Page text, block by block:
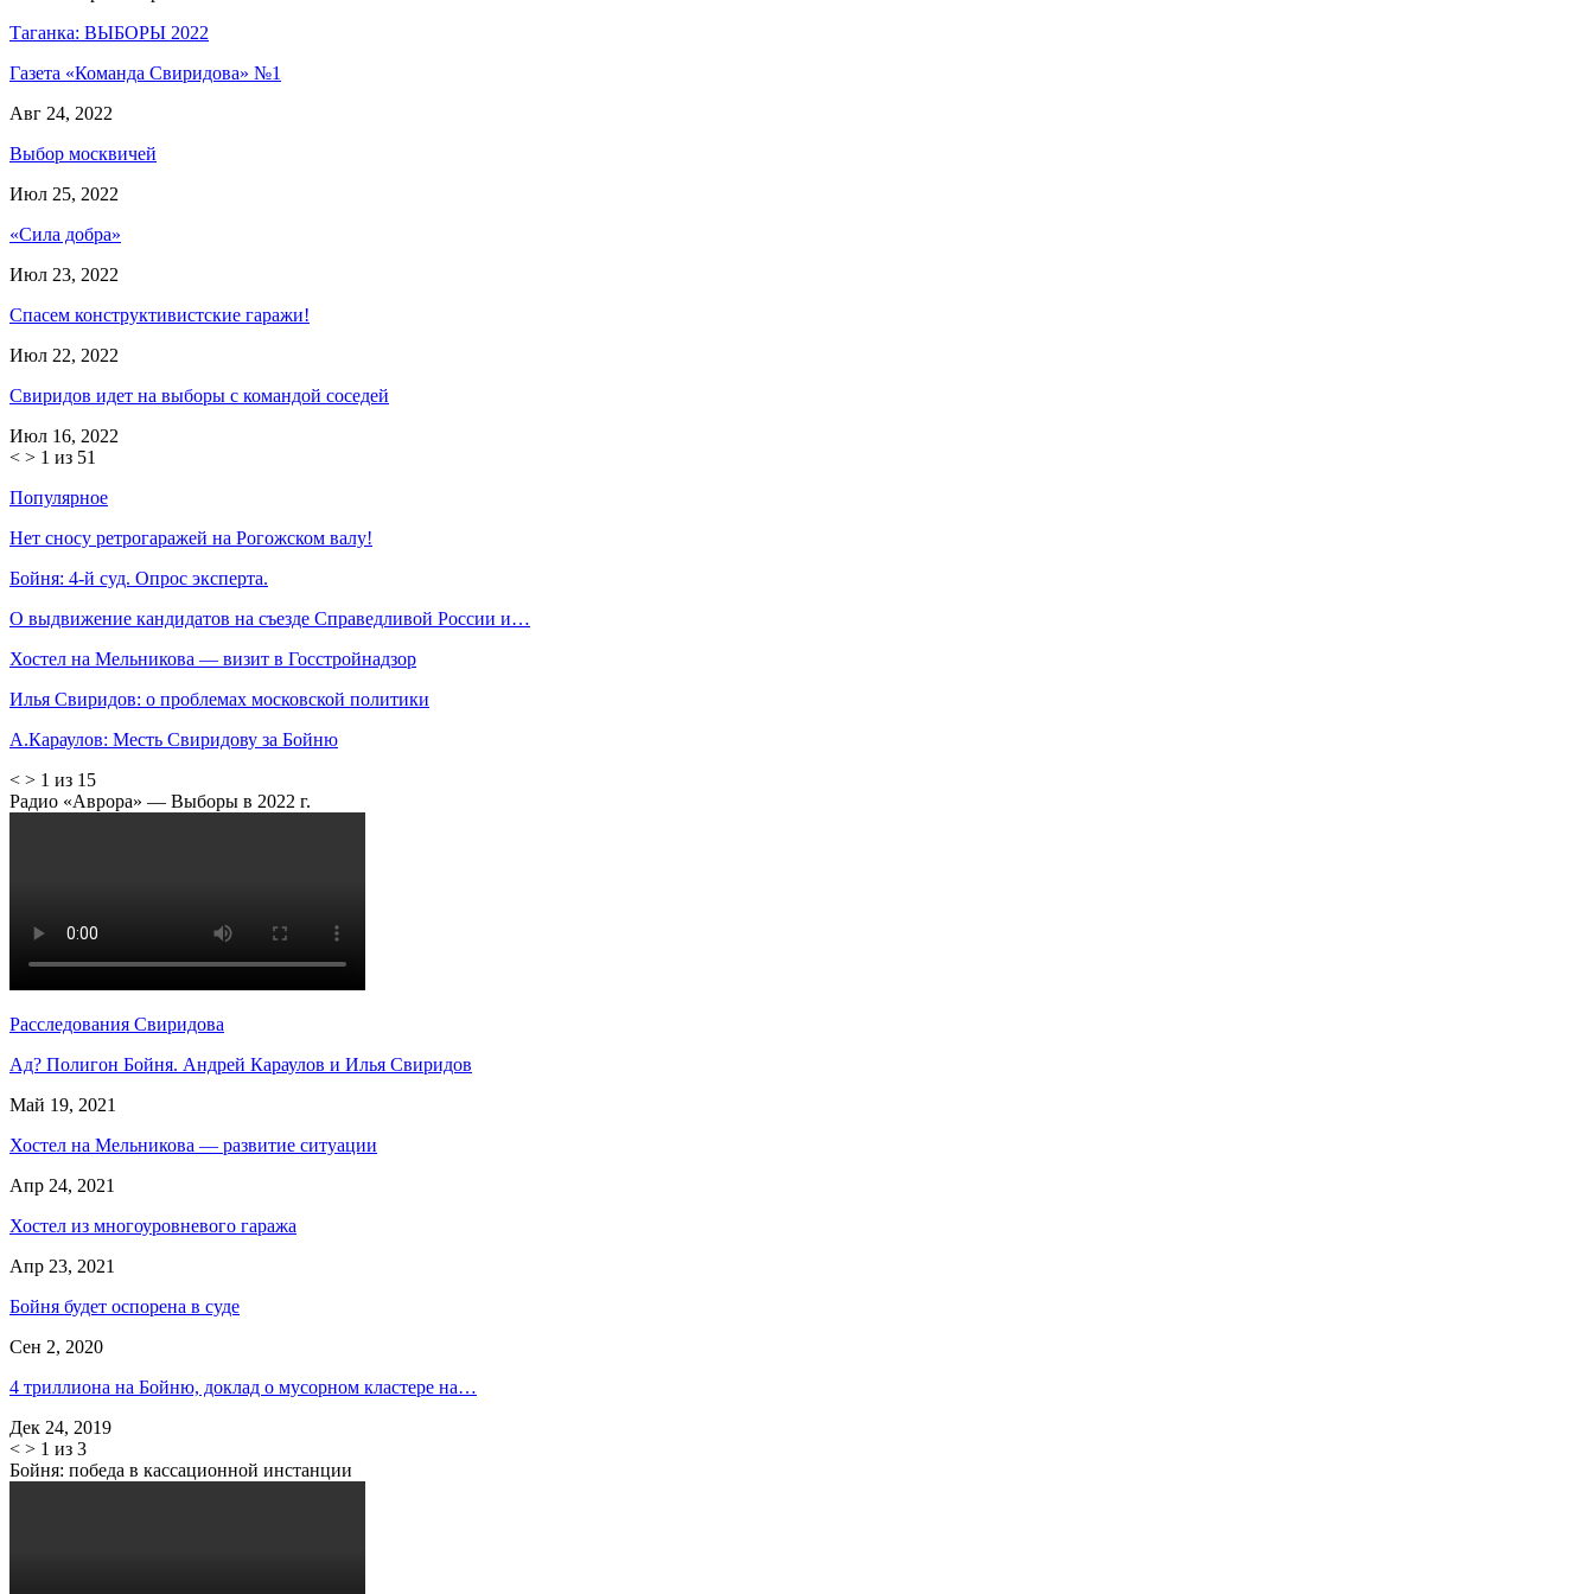
Таганка: ВЫБОРЫ 2022
Газета «Команда Свиридова» №1
Авг 24, 2022
Выбор москвичей
Июл 25, 2022
«Сила добра»
Июл 23, 2022
Спасем конструктивистские гаражи!
Июл 22, 2022
Свиридов идет на выборы с командой соседей
Июл 16, 2022
< > 1 из 51
Популярное
Нет сносу ретрогаражей на Рогожском валу!
Бойня: 4-й суд. Опрос эксперта.
О выдвижение кандидатов на съезде Справедливой России и…
Хостел на Мельникова — визит в Госстройнадзор
Илья Свиридов: о проблемах московской политики
А.Караулов: Месть Свиридову за Бойню
< > 1 из 15
Радио «Аврора» — Выборы в 2022 г.
Расследования Свиридова
Ад? Полигон Бойня. Андрей Караулов и Илья Свиридов
Май 19, 2021
Хостел на Мельникова — развитие ситуации
Апр 24, 2021
Хостел из многоуровневого гаража
Апр 23, 2021
Бойня будет оспорена в суде
Сен 2, 2020
4 триллиона на Бойню, доклад о мусорном кластере на…
Дек 24, 2019
< > 1 из 3
Бойня: победа в кассационной инстанции